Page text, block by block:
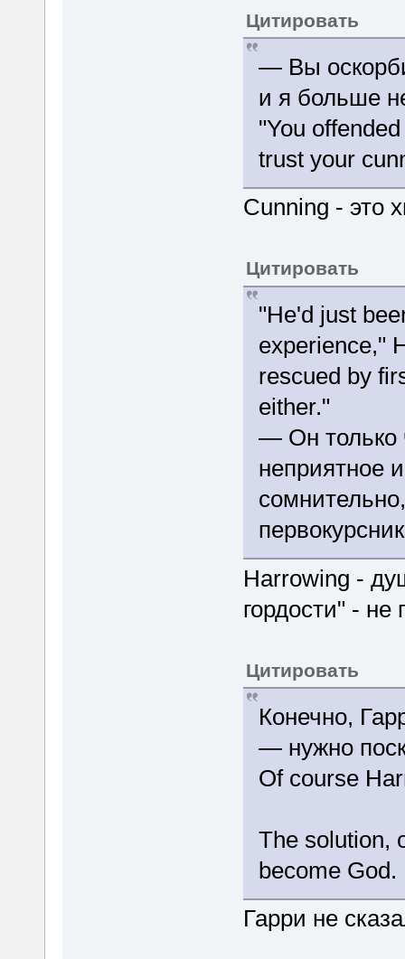
Цитировать
— Вы
и я больше
"You
trust your
Cunning - это
Цитировать
"He'd just
experience,"
rescued by
either."
— Он только
неприятное
Harrowing -
гордости" - не
Цитировать
Конечно,
— нужно
Of course
The solution,
become God.
Гарри не